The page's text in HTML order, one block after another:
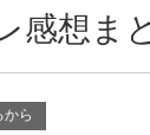
感想ま
から